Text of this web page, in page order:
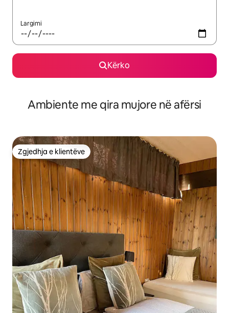
Largimi
Kërko
Ambiente me qira mujore në afërsi
Zgjedhja e klientëve
Zgjedhja e klientëve